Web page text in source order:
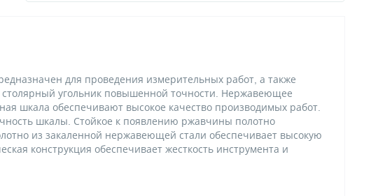
для проведения измерительных работ, а также
угольник повышенной точности. Нержавеющее
шкала обеспечивают высокое качество производимых работ.
шкалы. Стойкое к появлению ржавчины полотно
из закаленной нержавеющей стали обеспечивает высокую
конструкция обеспечивает жесткость инструмента и